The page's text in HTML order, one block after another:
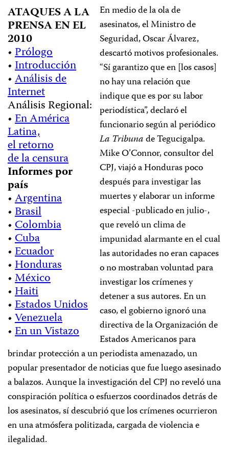
ATAQUES A LA
PRENSA EN EL
2010
•Prólogo
•Introducción
•Análisis de
Internet
Análisis Regional:
•En América
Latina,
el retorno
de la censura
Informes por
país
•Argentina
•Brasil
•Colombia
•Cuba
•Ecuador
•Honduras
•México
•Haiti
•Estados Unidos
•Venezuela
•En un Vistazo
En medio de la ola de
asesinatos, el Ministro de
Seguridad, Oscar Álvarez,
descartó motivos profesionales.
“Sí garantizo que en [los casos]
no hay una relación que
indique que es por su labor
periodística”, declaró el
funcionario según al periódico
La Tribunade Tegucigalpa.
Mike O’Connor, consultor del
CPJ, viajó a Honduras poco
después para investigar las
muertes y elaborar un informe
especial -publicado en julio-,
que reveló un clima de
impunidad alarmante en el cual
las autoridades no eran capaces
o no mostraban voluntad para
investigar los crímenes y
detener a sus autores. En un
caso, el gobierno ignoró una
directiva de la Organización de
Estados Americanos para
brindar protección a un periodista amenazado, un
popular presentador de noticias que fue luego asesinado
a balazos. Aunque la investigación del CPJ no reveló una
conspiración política o esfuerzos coordinados detrás de
los asesinatos, sí descubrió que los crímenes ocurrieron
en una atmósfera politizada, cargada de violencia e
ilegalidad.